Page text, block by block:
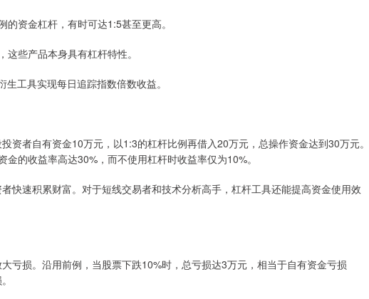
资金杠杆，有时可达1:5甚至更高。
些产品本身具有杠杆特性。
工具实现每日追踪指数倍数收益。
资者自有资金10万元，以1:3的杠杆比例再借入20万元，总操作资金达到30万元。
的收益率高达30%，而不使用杠杆时收益率仅为10%。
快速积累财富。对于短线交易者和技术分析高手，杠杆工具还能提高资金使用效
亏损。沿用前例，当股票下跌10%时，总亏损达3万元，相当于自有资金亏损